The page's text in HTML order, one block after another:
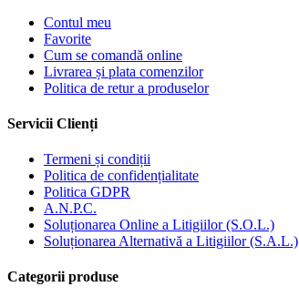
Contul meu
Favorite
Cum se comandă online
Livrarea și plata comenzilor
Politica de retur a produselor
Servicii Clienți
Termeni și condiții
Politica de confidențialitate
Politica GDPR
A.N.P.C.
Soluționarea Online a Litigiilor (S.O.L.)
Soluționarea Alternativă a Litigiilor (S.A.L.)
Categorii produse